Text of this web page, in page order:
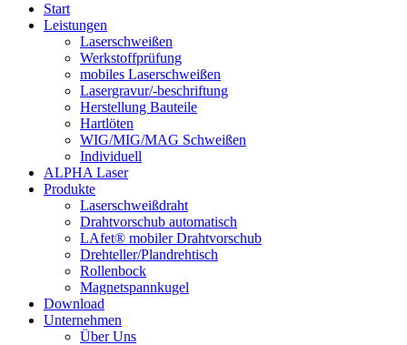
Start
Leistungen
Laserschweißen
Werkstoffprüfung
mobiles Laserschweißen
Lasergravur/-beschriftung
Herstellung Bauteile
Hartlöten
WIG/MIG/MAG Schweißen
Individuell
ALPHA Laser
Produkte
Laserschweißdraht
Drahtvorschub automatisch
LAfet® mobiler Drahtvorschub
Drehteller/Plandrehtisch
Rollenbock
Magnetspannkugel
Download
Unternehmen
Über Uns